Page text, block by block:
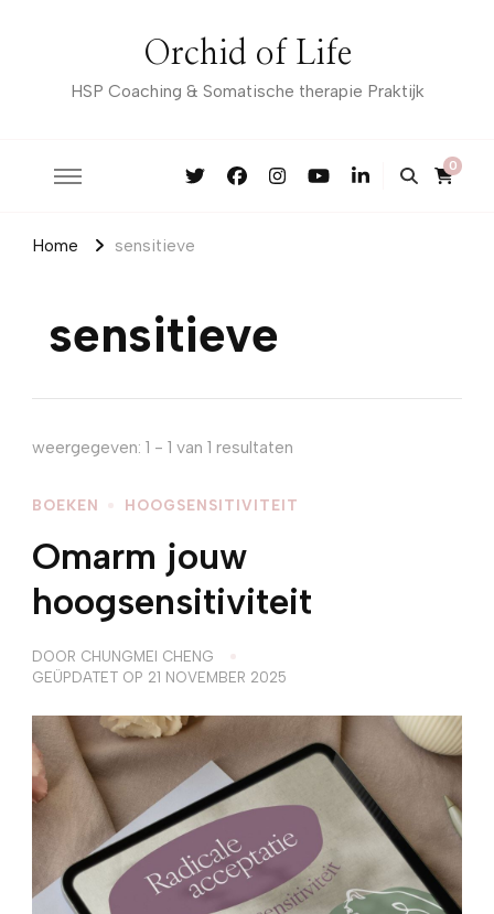
Orchid of Life
HSP Coaching & Somatische therapie Praktijk
0
Home sensitieve
sensitieve
weergegeven: 1 - 1 van 1 resultaten
BOEKEN HOOGSENSITIVITEIT
Omarm jouw
hoogsensitiviteit
DOOR CHUNGMEI CHENG
GEÜPDATET OP 21 NOVEMBER 2025